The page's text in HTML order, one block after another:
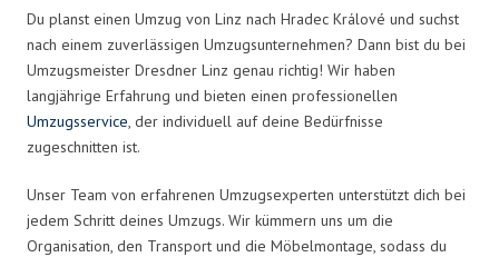
Du planst einen Umzug von Linz nach Hradec Králové und suchst
nach einem zuverlässigen Umzugsunternehmen? Dann bist du bei
Umzugsmeister Dresdner Linz genau richtig! Wir haben
langjährige Erfahrung und bieten einen professionellen
Umzugsservice, der individuell auf deine Bedürfnisse
zugeschnitten ist.
Unser Team von erfahrenen Umzugsexperten unterstützt dich bei
jedem Schritt deines Umzugs. Wir kümmern uns um die
Organisation, den Transport und die Möbelmontage, sodass du